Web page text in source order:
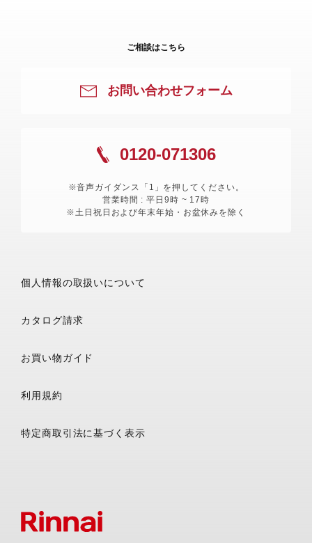
ご相談はこちら
お問い合わせフォーム
0120-071306
※音声ガイダンス「1」を押してください。
営業時間 : 平日9時 ~ 17時
※土日祝日および年末年始・お盆休みを除く
個人情報の取扱いについて
カタログ請求
お買い物ガイド
利用規約
特定商取引法に基づく表示